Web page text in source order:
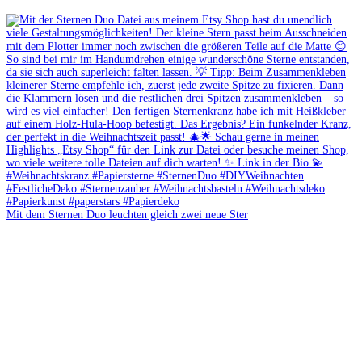
Mit dem Sternen Duo leuchten gleich zwei neue Ster